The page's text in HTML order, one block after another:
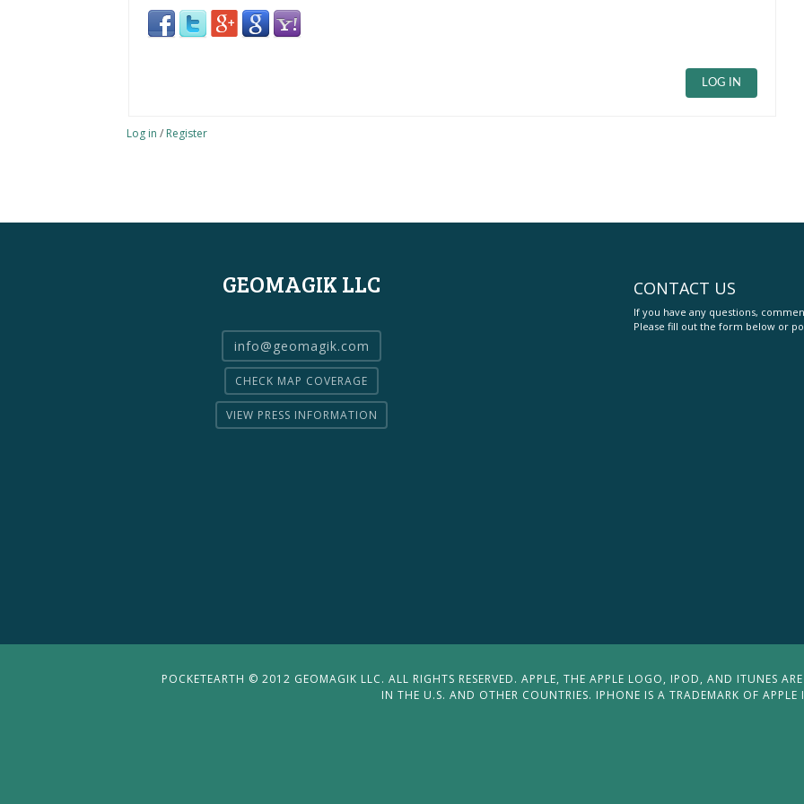
LOG IN
Log in / Register
GEOMAGIK LLC
info@geomagik.com
CHECK MAP COVERAGE
VIEW PRESS INFORMATION
CONTACT US
If you have any questions,
Please fill out the form below or
POCKETEARTH © 2012 GEOMAGIK LLC. ALL RIGHTS RESERVED. APPLE, THE APPLE LOGO, IPOD, AND ITUNES
IN THE U.S. AND OTHER COUNTRIES. IPHONE IS A TRADEMARK OF APPLE